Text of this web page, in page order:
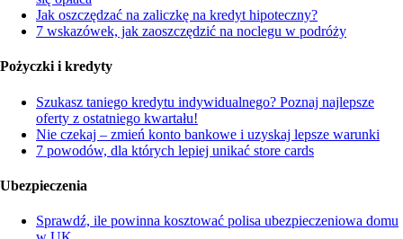
Jak oszczędzać na zaliczkę na kredyt hipoteczny?
7 wskazówek, jak zaoszczędzić na noclegu w podróży
Pożyczki i kredyty
Szukasz taniego kredytu indywidualnego? Poznaj najlepsze
oferty z ostatniego kwartału!
Nie czekaj – zmień konto bankowe i uzyskaj lepsze warunki
7 powodów, dla których lepiej unikać store cards
Ubezpieczenia
Sprawdź, ile powinna kosztować polisa ubezpieczeniowa domu